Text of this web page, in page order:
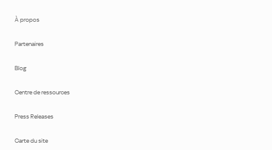
À propos
Partenaires
Blog
Centre de ressources
Press Releases
Carte du site